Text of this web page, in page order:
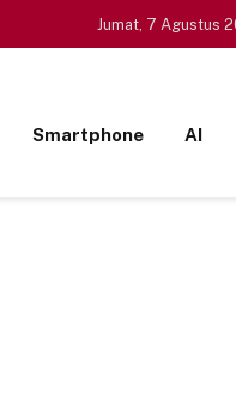
Jumat, 7 Agustus
Smartphone AI